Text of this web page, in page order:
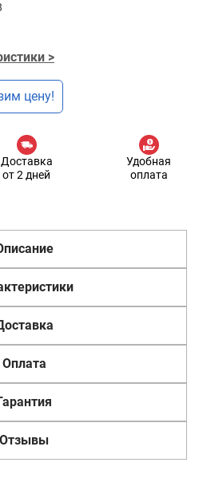
>
цену!
Доставка
от 2 дней
Удобная
оплата
Оплата
Отзывы